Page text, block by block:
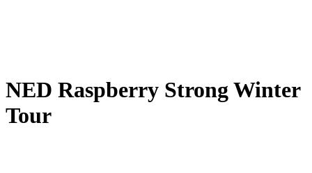
NED Raspberry Strong Winter
Tour